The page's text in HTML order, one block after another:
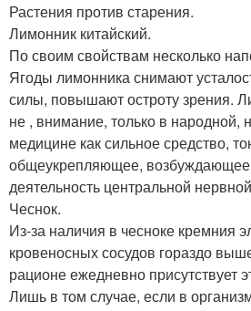
Растения против старения.
Лимонник китайский.
По своим свойствам несколько
Ягоды лимонника снимают
силы, повышают остроту зрения.
не , внимание, только в народной,
медицине как сильное средство,
общеукрепляющее,
деятельность центральной
Чеснок.
Из-за наличия в чесноке кремния
кровеносных сосудов гораздо
рационе ежедневно присутствует
Лишь в том случае, если в